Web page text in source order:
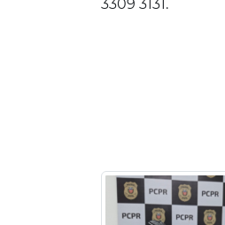
3309 3131.